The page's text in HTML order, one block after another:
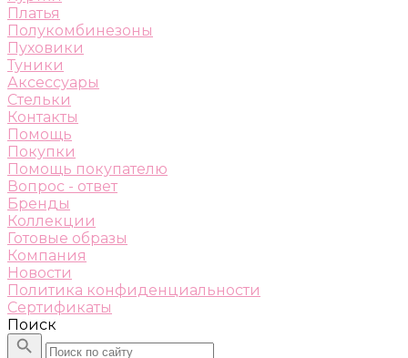
Платья
Полукомбинезоны
Пуховики
Туники
Аксессуары
Стельки
Контакты
Помощь
Покупки
Помощь покупателю
Вопрос - ответ
Бренды
Коллекции
Готовые образы
Компания
Новости
Политика конфиденциальности
Сертификаты
Поиск